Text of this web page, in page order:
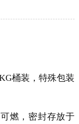
桶装，特殊包装
燃，密封存放于